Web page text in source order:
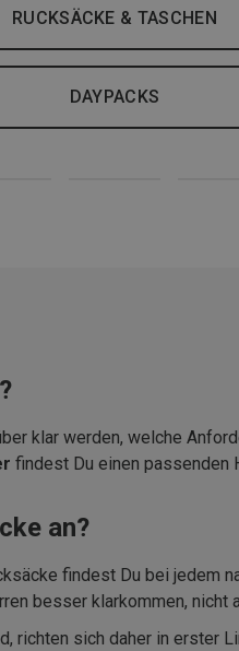
RUCKSÄCKE & TASCHEN
DAYPACKS
klar werden, welche
findest Du einen passenden
an?
findest Du bei jedem
besser klarkommen, nicht
richten sich daher in erster